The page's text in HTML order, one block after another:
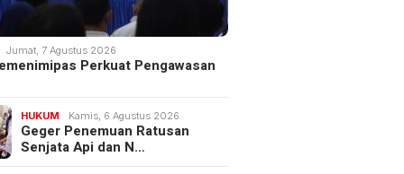
Jumat, 7 Agustus 2026
Perkuat Pengawasan
HUKUM Kamis, 6 Agustus 2026
Geger Penemuan Ratusan
Senjata Api dan N…